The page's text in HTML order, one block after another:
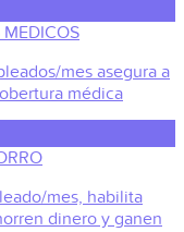
MEDICOS
mes asegura a
médica
mes, habilita
dinero y ganen